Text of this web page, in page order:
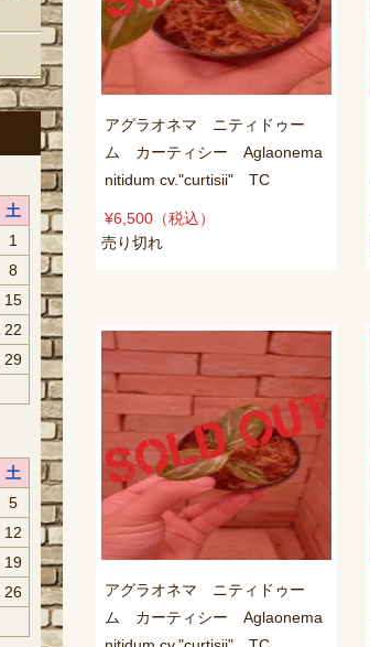
アグラオネマ ニティドゥー
ム カーティシー Aglaonema
nitidum cv."curtisii" TC
¥6,500 （税込）
売り切れ
アグラオネマ ニティドゥー
ム カーティシー Aglaonema
土
1
8
15
22
29
土
5
12
19
26